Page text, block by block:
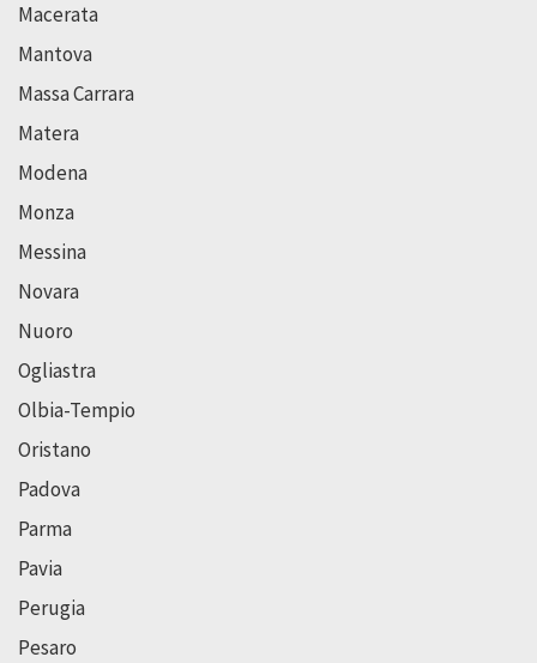
Macerata
Mantova
Massa Carrara
Matera
Modena
Monza
Messina
Novara
Nuoro
Ogliastra
Olbia-Tempio
Oristano
Padova
Parma
Pavia
Perugia
Pesaro